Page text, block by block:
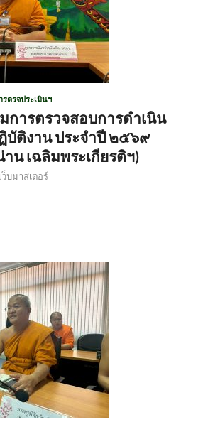
ตรจประเมินฯ
การตรวจสอบการดำเนิน
บัติงาน ประจำปี ๒๕๖๙
น เฉลิมพระเกียรติฯ)
เว็บมาสเตอร์